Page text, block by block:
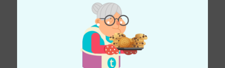
Thomann Newsletter